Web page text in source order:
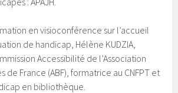
en visioconférence sur l’accueil
de handicap, Hélène KUDZIA,
Accessibilité de l’Association
de France (ABF), formatrice au CNFPT et
en bibliothèque.